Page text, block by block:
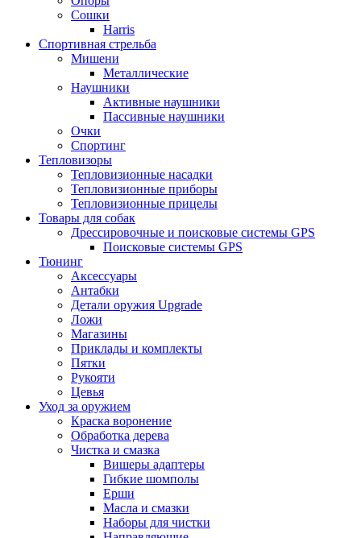
Сошки
Harris
Спортивная стрельба
Мишени
Металлические
Наушники
Активные наушники
Пассивные наушники
Очки
Спортинг
Тепловизоры
Тепловизионные насадки
Тепловизионные приборы
Тепловизионные прицелы
Товары для собак
Дрессировочные и поисковые системы GPS
Поисковые системы GPS
Тюнинг
Аксессуары
Антабки
Детали оружия Upgrade
Ложи
Магазины
Приклады и комплекты
Пятки
Рукояти
Цевья
Уход за оружием
Краска воронение
Обработка дерева
Чистка и смазка
Вишеры адаптеры
Гибкие шомполы
Ерши
Масла и смазки
Наборы для чистки